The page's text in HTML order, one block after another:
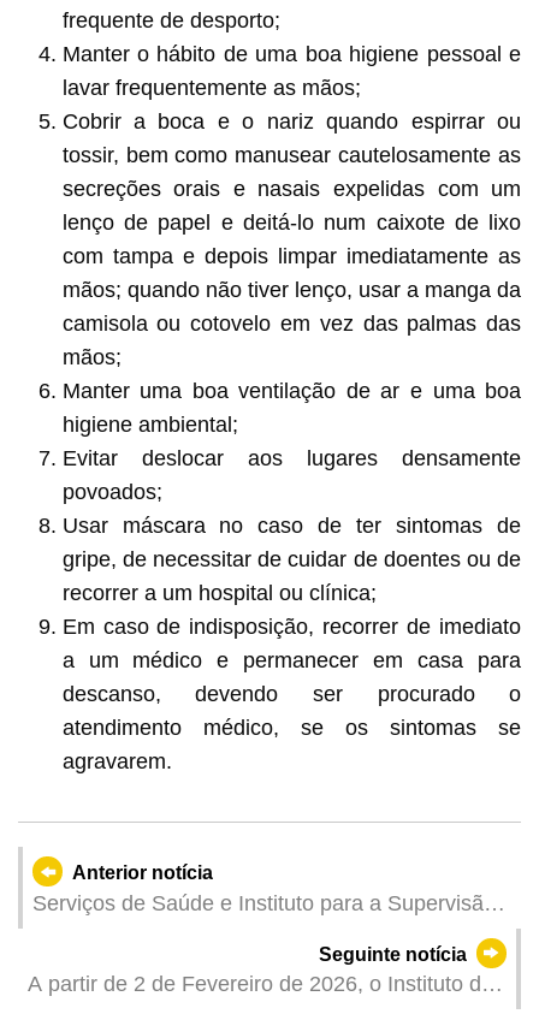
frequente de desporto;
Manter o hábito de uma boa higiene pessoal e
lavar frequentemente as mãos;
Cobrir a boca e o nariz quando espirrar ou
tossir, bem como manusear cautelosamente as
secreções orais e nasais expelidas com um
lenço de papel e deitá-lo num caixote de lixo
com tampa e depois limpar imediatamente as
mãos; quando não tiver lenço, usar a manga da
camisola ou cotovelo em vez das palmas das
mãos;
Manter uma boa ventilação de ar e uma boa
higiene ambiental;
Evitar deslocar aos lugares densamente
povoados;
Usar máscara no caso de ter sintomas de
gripe, de necessitar de cuidar de doentes ou de
recorrer a um hospital ou clínica;
Em caso de indisposição, recorrer de imediato
a um médico e permanecer em casa para
descanso, devendo ser procurado o
atendimento médico, se os sintomas se
agravarem.
Anterior notícia
Serviços de Saúde e Instituto para a Supervisão
conjunto de "Embaixadores da Promoção da
Saúde da Medicina Tradicional Chinesa de
Seguinte notícia
A partir de 2 de Fevereiro de 2026, o Instituto do